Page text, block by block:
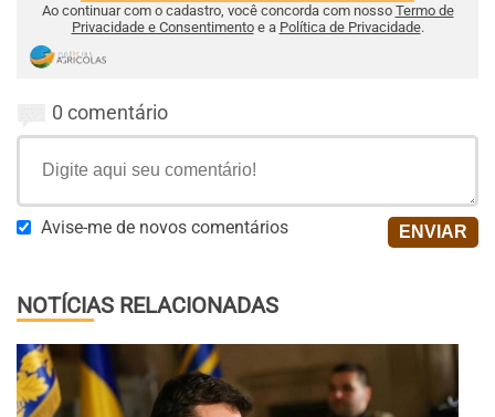
Ao continuar com o cadastro, você concorda com nosso Termo de
Privacidade e Consentimentoe a Política de Privacidade.
0 comentário
Avise-me de novos comentários
NOTÍCIAS RELACIONADAS